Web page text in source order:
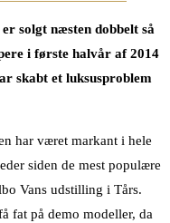
solgt næsten dobbelt så
i første halvår af 2014
skabt et luksusproblem
har været markant i hele
siden de mest populære
Vans udstilling i Tårs.
fat på demo modeller, da